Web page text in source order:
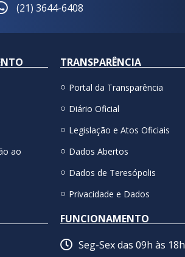
(21) 3644-6408
ao
TRANSPARÊNCIA
Portal da Transparência
Diário Oficial
Legislação e Atos Oficiais
Dados Abertos
Dados de Teresópolis
Privacidade e Dados
FUNCIONAMENTO
Seg-Sex das 09h às 18h